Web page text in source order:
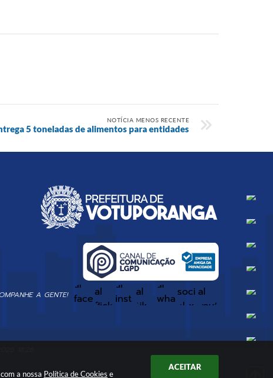
a nossa Política de Cookies e
ACEITAR
NOTÍCIA MENOS RECENTE
5 toneladas de alimentos para entidades
A GENTE!